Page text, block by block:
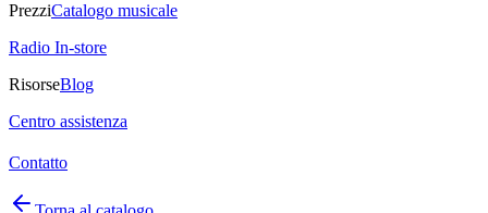
PrezziCatalogo musicale
Radio In-store
RisorseBlog
Centro assistenza
Contatto